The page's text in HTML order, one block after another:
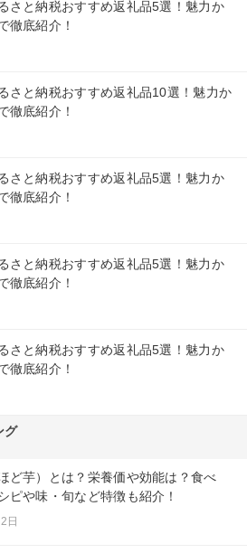
さと納税おすすめ返礼品5選！魅力か
徹底紹介！
さと納税おすすめ返礼品10選！魅力か
徹底紹介！
さと納税おすすめ返礼品5選！魅力か
徹底紹介！
さと納税おすすめ返礼品5選！魅力か
徹底紹介！
さと納税おすすめ返礼品5選！魅力か
徹底紹介！
グ
ど芋）とは？栄養価や効能は？食べ
ピや味・旬など特徴も紹介！
日